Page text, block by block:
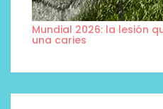
Mundial 2026: la lesión
una caries